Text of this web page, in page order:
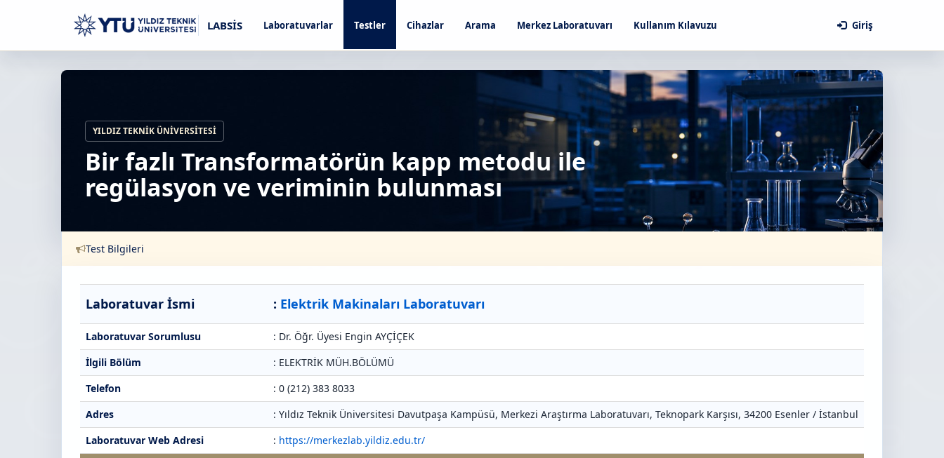
LABSİS Laboratuvarlar Testler Cihazlar Arama Merkez Laboratuvarı Kullanım Kılavuzu Giriş
YILDIZ TEKNIK ÜNIVERSITESI
Bir fazlı Transformatörün kapp metodu ile
regülasyon ve veriminin bulunması
Test Bilgileri
Laboratuvar İsmi : Elektrik Makinaları Laboratuvarı
Laboratuvar Sorumlusu
: Dr. Öğr. Üyesi Engin AYÇİÇEK
İlgili Bölüm
: ELEKTRİK MÜH.BÖLÜMÜ
Telefon
: 0 (212) 383 8033
Adres
: Yıldız Teknik Üniversitesi Davutpaşa Kampüsü, Merkezi Araştırma Laboratuvarı, Teknopark Karşısı, 34200 Esenler / İstanbul
Laboratuvar Web Adresi
: https://merkezlab.yildiz.edu.tr/